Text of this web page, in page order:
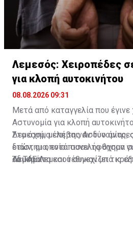
Λεμεσός: Χειροπέδες
για κλοπή αυτοκινήτου
08.08.2026 09:31
Μετά από καταγγελία που
Αστυνομία για κλοπή
Λεμεσού, μέλη της Αστυνομίας,
διάστημα, εντόπισαν το όχημα
Λεμεσό.
Στο όχημα επέβαιναν δύο
ετών, οι οποίοι συνελήφθησαν
αδικήματα και τέθηκαν υπό
Το ΤΑΕ Λεμεσού συνεχίζει τις